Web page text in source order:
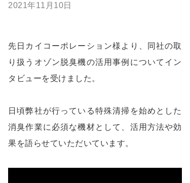
2021年11月10日
先日カイコーポレーション様より、同社の取
り扱うオゾン脱臭機の活用事例についてイン
タビューを受けました。
日頃弊社が行っている特殊清掃を始めとした
消臭作業に必須な機材として、活用方法や効
果を語らせていただいています。